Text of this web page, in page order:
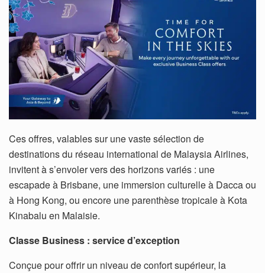
Ces offres, valables sur une vaste sélection de
destinations du réseau international de Malaysia Airlines,
invitent à s’envoler vers des horizons variés : une
escapade à Brisbane, une immersion culturelle à Dacca ou
à Hong Kong, ou encore une parenthèse tropicale à Kota
Kinabalu en Malaisie.
Classe Business : service d’exception
Conçue pour offrir un niveau de confort supérieur, la